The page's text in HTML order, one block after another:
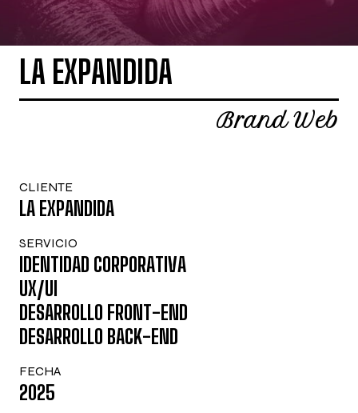
LA EXPAN D DA
Brand Web
CLIENTE
LA EXPAN D DA
SERVICIO
DENT DAD CORPORAT VA
UX/U
DESARROLLO FRONT-EN D
DESARROLLO BACK-EN D
FECHA
2025